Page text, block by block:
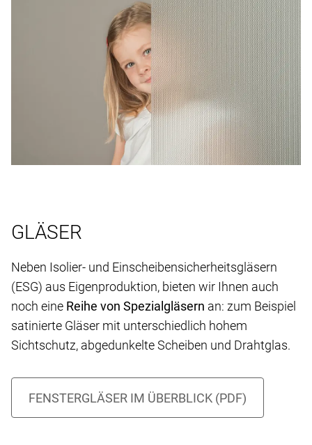
GLÄSER
Neben Isolier- und Einscheibensicherheitsgläsern
(ESG) aus Eigenproduktion, bieten wir Ihnen auch
noch eine Reihe von Spezialgläsern an: zum Beispiel
satinierte Gläser mit unterschiedlich hohem
Sichtschutz, abgedunkelte Scheiben und Drahtglas.